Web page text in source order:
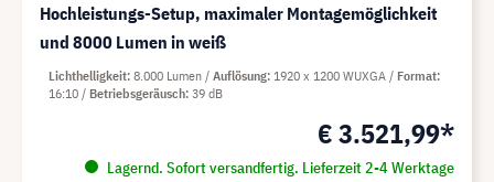
Hochleistungs-Setup, maximaler Montagemöglichkeit
und 8000 Lumen in weiß
€ 3.521,99*
Lagernd. Sofort versandfertig. Lieferzeit 2-4 Werktage
Lichthelligkeit 8.000 Lumen Auflösung 1920 x 1200 WUXGA
Format
16:10
Betriebsgeräusch 39 dB